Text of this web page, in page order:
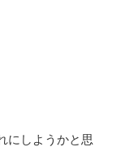
にしようかと思